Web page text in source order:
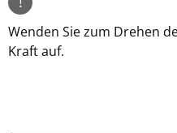
Wenden Sie zum Drehen
Kraft auf.